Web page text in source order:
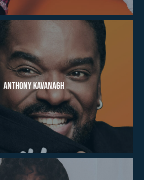
Anthony Kavanagh